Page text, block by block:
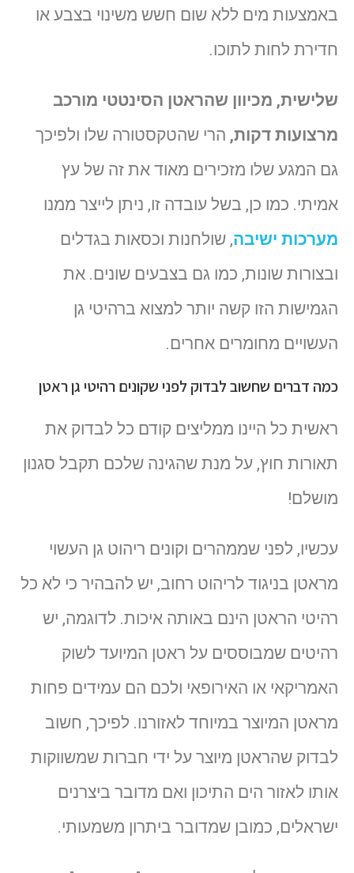
באמצעות מים ללא שום חשש משינוי בצבע או
חדירת לחות לתוכו.
שלישית, מכיוון שהראטן הסינטטי מורכב
מרצועות דקות, הרי שהטקסטורה שלו ולפיכך
גם המגע שלו מזכירים מאוד את זה של עץ
אמיתי. כמו כן, בשל עובדה זו, ניתן לייצר ממנו
מערכות ישיבה, שולחנות וכסאות בגדלים
ובצורות שונות, כמו גם בצבעים שונים. את
הגמישות הזו קשה יותר למצוא ברהיטי גן
העשויים מחומרים אחרים.
כמה דברים שחשוב לבדוק לפני שקונים רהיטי גן ראטן
ראשית כל היינו ממליצים קודם כל לבדוק את
תאורות חוץ, על מנת שהגינה שלכם תקבל סגנון
מושלם!
עכשיו, לפני שממהרים וקונים ריהוט גן העשוי
מראטן בניגוד לריהוט רחוב, יש להבהיר כי לא כל
רהיטי הראטן הינם באותה איכות. לדוגמה, יש
רהיטים שמבוססים על ראטן המיועד לשוק
האמריקאי או האירופאי ולכם הם עמידים פחות
מראטן המיוצר במיוחד לאזורנו. לפיכך, חשוב
לבדוק שהראטן מיוצר על ידי חברות שמשווקות
אותו לאזור הים התיכון ואם מדובר ביצרנים
ישראלים, כמובן שמדובר ביתרון משמעותי.